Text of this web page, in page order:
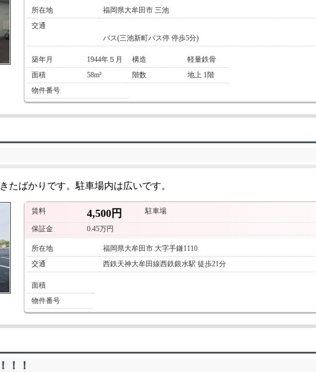
所在地
福岡県大牟田市 三池
交通
バス(三池新町バス停 停歩5分)
築年月 1944年５月 構造
軽量鉄骨
面積
58m² 階数
地上 1階
物件番号
たばかりです。駐車場内は広いです。
賃料 4,500円 駐車場
保証金 0.45万円
所在地
福岡県大牟田市 大字手鎌1110
交通
西鉄天神大牟田線西鉄銀水駅 徒歩21分
面積
物件番号
！！